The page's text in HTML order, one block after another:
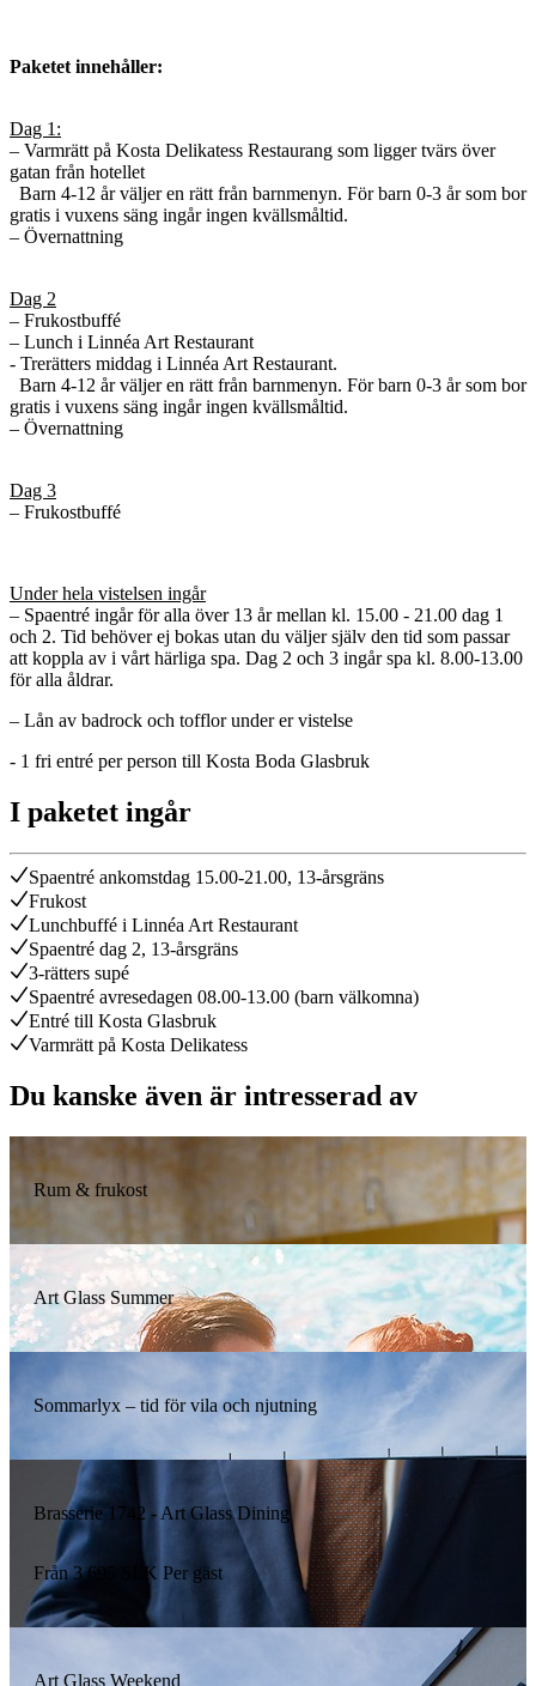
Paketet innehåller:
Dag 1:
– Varmrätt på Kosta Delikatess Restaurang som ligger tvärs över
gatan från hotellet
Barn 4-12 år väljer en rätt från barnmenyn. För barn 0-3 år som bor
gratis i vuxens säng ingår ingen kvällsmåltid.
– Övernattning
Dag 2
– Frukostbuffé
– Lunch i Linnéa Art Restaurant
- Trerätters middag i Linnéa Art Restaurant.
Barn 4-12 år väljer en rätt från barnmenyn. För barn 0-3 år som bor
gratis i vuxens säng ingår ingen kvällsmåltid.
– Övernattning
Dag 3
– Frukostbuffé
Under hela vistelsen ingår
– Spaentré ingår för alla över 13 år mellan kl. 15.00 - 21.00 dag 1
och 2. Tid behöver ej bokas utan du väljer själv den tid som passar
att koppla av i vårt härliga spa. Dag 2 och 3 ingår spa kl. 8.00-13.00
för alla åldrar.
– Lån av badrock och tofflor under er vistelse
- 1 fri entré per person till Kosta Boda Glasbruk
I paketet ingår
Spaentré ankomstdag 15.00-21.00, 13-årsgräns
Frukost
Lunchbuffé i Linnéa Art Restaurant
Spaentré dag 2, 13-årsgräns
3-rätters supé
Spaentré avresedagen 08.00-13.00 (barn välkomna)
Entré till Kosta Glasbruk
Varmrätt på Kosta Delikatess
Du kanske även är intresserad av
Rum & frukost
Art Glass Summer
Sommarlyx – tid för vila och njutning
Brasserie 1742 - Art Glass Dining
Från 3 695 SEK Per gäst
Art Glass Weekend